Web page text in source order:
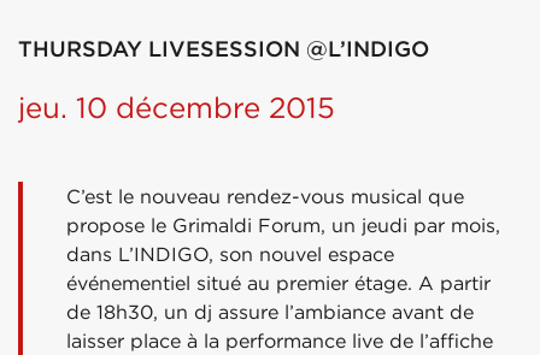
THURSDAY LIVESESSION @L’INDIGO
jeu. 10 décembre 2015
C’est le nouveau rendez-vous musical que
propose le Grimaldi Forum, un jeudi par mois,
dans L’INDIGO, son nouvel espace
événementiel situé au premier étage. A partir
de 18h30, un dj assure l’ambiance avant de
laisser place à la performance live de l’affiche